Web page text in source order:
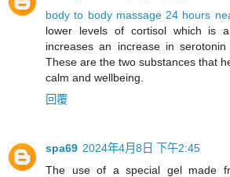
body to body massage 24 hours
lower levels of cortisol which is
increases an increase in
These are the two substances that
calm and wellbeing.
回覆
spa69 2024年4月8日 下午2:45
The use of a special gel made